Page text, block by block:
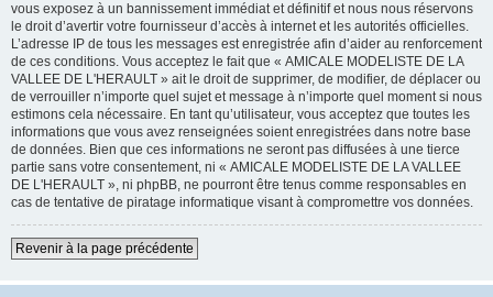
vous exposez à un bannissement immédiat et définitif et nous nous réservons
le droit d’avertir votre fournisseur d’accès à internet et les autorités officielles.
L’adresse IP de tous les messages est enregistrée afin d’aider au renforcement
de ces conditions. Vous acceptez le fait que « AMICALE MODELISTE DE LA
VALLEE DE L'HERAULT » ait le droit de supprimer, de modifier, de déplacer ou
de verrouiller n’importe quel sujet et message à n’importe quel moment si nous
estimons cela nécessaire. En tant qu’utilisateur, vous acceptez que toutes les
informations que vous avez renseignées soient enregistrées dans notre base
de données. Bien que ces informations ne seront pas diffusées à une tierce
partie sans votre consentement, ni « AMICALE MODELISTE DE LA VALLEE
DE L'HERAULT », ni phpBB, ne pourront être tenus comme responsables en
cas de tentative de piratage informatique visant à compromettre vos données.
Revenir à la page précédente